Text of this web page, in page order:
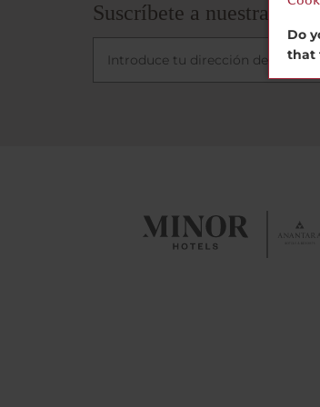
Suscríbete a nuestra
Do
that